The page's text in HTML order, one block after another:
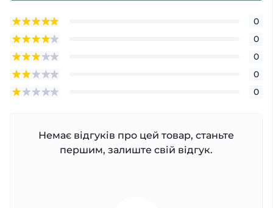
0
0
0
0
0
Немає відгуків про цей товар, станьте
першим, залиште свій відгук.